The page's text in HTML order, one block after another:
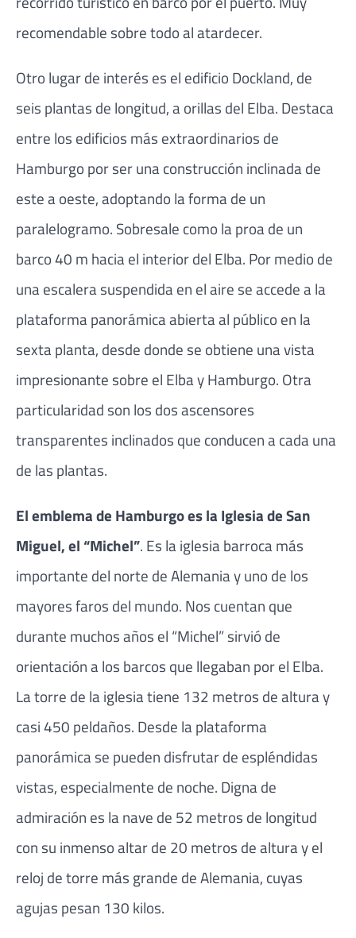
recomendable sobre todo al atardecer.
Otro lugar de interés es el edificio Dockland, de
seis plantas de longitud, a orillas del Elba. Destaca
entre los edificios más extraordinarios de
Hamburgo por ser una construcción inclinada de
este a oeste, adoptando la forma de un
paralelogramo. Sobresale como la proa de un
barco 40 m hacia el interior del Elba. Por medio de
una escalera suspendida en el aire se accede a la
plataforma panorámica abierta al público en la
sexta planta, desde donde se obtiene una vista
impresionante sobre el Elba y Hamburgo. Otra
particularidad son los dos ascensores
transparentes inclinados que conducen a cada una
de las plantas.
El emblema de Hamburgo es la Iglesia de San
Miguel, el “Michel”. Es la iglesia barroca más
importante del norte de Alemania y uno de los
mayores faros del mundo. Nos cuentan que
durante muchos años el “Michel” sirvió de
orientación a los barcos que llegaban por el Elba.
La torre de la iglesia tiene 132 metros de altura y
casi 450 peldaños. Desde la plataforma
panorámica se pueden disfrutar de espléndidas
vistas, especialmente de noche. Digna de
admiración es la nave de 52 metros de longitud
con su inmenso altar de 20 metros de altura y el
reloj de torre más grande de Alemania, cuyas
agujas pesan 130 kilos.